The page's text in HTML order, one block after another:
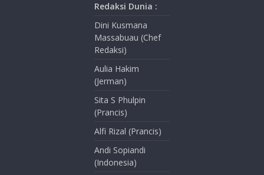
Redaksi Dunia :
Dini Kusmana
Massabuau (Chef
Redaksi)
Aulia Hakim
(Jerman)
Sita S Phulpin
(Prancis)
Alfi Rizal (Prancis)
Andi Sopiandi
(Indonesia)